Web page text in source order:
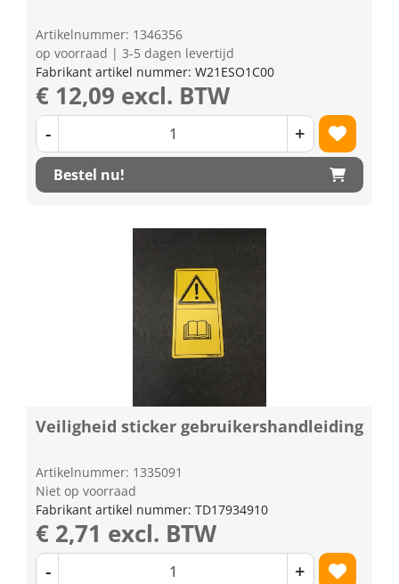
Artikelnummer: 1346356
op voorraad | 3-5 dagen levertijd
Fabrikant artikel nummer: W21ESO1C00
€ 12,09 excl. BTW
- +
Bestel nu!
Veiligheid sticker gebruikershandleiding
Artikelnummer: 1335091
Niet op voorraad
Fabrikant artikel nummer: TD17934910
€ 2,71 excl. BTW
- +